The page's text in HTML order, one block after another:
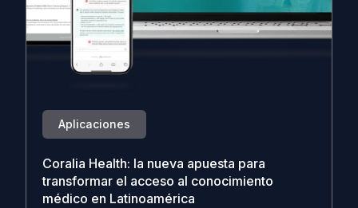
Aplicaciones
Coralia Health: la nueva apuesta para
transformar el acceso al conocimiento
médico en Latinoamérica